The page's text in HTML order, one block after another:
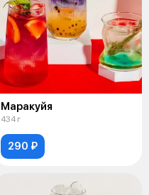
Маракуйя
434 г
290 ₽